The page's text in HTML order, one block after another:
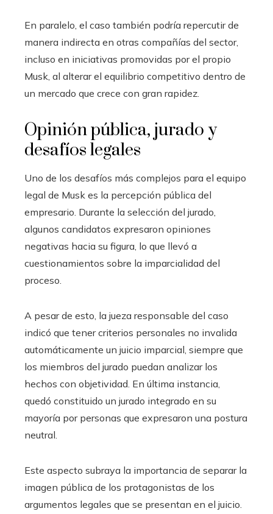
En paralelo, el caso también podría repercutir de
manera indirecta en otras compañías del sector,
incluso en iniciativas promovidas por el propio
Musk, al alterar el equilibrio competitivo dentro de
un mercado que crece con gran rapidez.
Opinión pública, jurado y
desafíos legales
Uno de los desafíos más complejos para el equipo
legal de Musk es la percepción pública del
empresario. Durante la selección del jurado,
algunos candidatos expresaron opiniones
negativas hacia su figura, lo que llevó a
cuestionamientos sobre la imparcialidad del
proceso.
A pesar de esto, la jueza responsable del caso
indicó que tener criterios personales no invalida
automáticamente un juicio imparcial, siempre que
los miembros del jurado puedan analizar los
hechos con objetividad. En última instancia,
quedó constituido un jurado integrado en su
mayoría por personas que expresaron una postura
neutral.
Este aspecto subraya la importancia de separar la
imagen pública de los protagonistas de los
argumentos legales que se presentan en el juicio.